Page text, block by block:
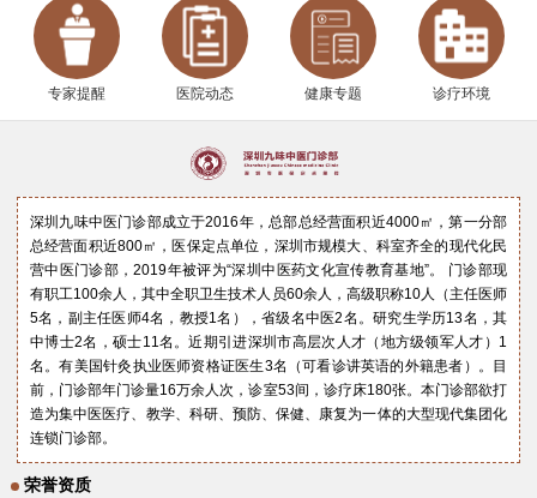
专家提醒 医院动态 健康专题 诊疗环境
深圳九味中医门诊部成立于2016年，总部总经营面积近4000㎡，第一分部
总经营面积近800㎡，医保定点单位，深圳市规模大、科室齐全的现代化民
营中医门诊部，2019年被评为“深圳中医药文化宣传教育基地”。 门诊部现
有职工100余人，其中全职卫生技术人员60余人，高级职称10人（主任医师
5名，副主任医师4名，教授1名），省级名中医2名。研究生学历13名，其
中博士2名，硕士11名。近期引进深圳市高层次人才（地方级领军人才）1
名。有美国针灸执业医师资格证医生3名（可看诊讲英语的外籍患者）。目
前，门诊部年门诊量16万余人次，诊室53间，诊疗床180张。本门诊部欲打
造为集中医医疗、教学、科研、预防、保健、康复为一体的大型现代集团化
连锁门诊部。
荣誉资质